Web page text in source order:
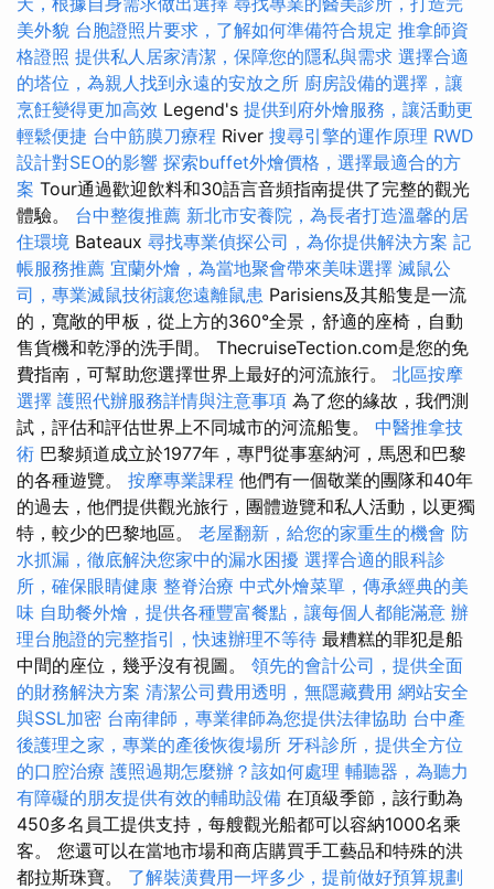
美外貌 台胞證照片要求，了解如何準備符合規定 推拿師資
格證照 提供私人居家清潔，保障您的隱私與需求 選擇合適
的塔位，為親人找到永遠的安放之所 廚房設備的選擇，讓
烹飪變得更加高效 Legend's 提供到府外燴服務，讓活動更
輕鬆便捷 台中筋膜刀療程 River 搜尋引擎的運作原理 RWD
設計對SEO的影響 探索buffet外燴價格，選擇最適合的方
案 Tour通過歡迎飲料和30語言音頻指南提供了完整的觀光
體驗。 台中整復推薦 新北市安養院，為長者打造溫馨的居
住環境 Bateaux 尋找專業偵探公司，為你提供解決方案 記
帳服務推薦 宜蘭外燴，為當地聚會帶來美味選擇 滅鼠公
司，專業滅鼠技術讓您遠離鼠患 Parisiens及其船隻是一流
的，寬敞的甲板，從上方的360°全景，舒適的座椅，自動
售貨機和乾淨的洗手間。 ThecruiseTection.com是您的免
費指南，可幫助您選擇世界上最好的河流旅行。 北區按摩
選擇 護照代辦服務詳情與注意事項 為了您的緣故，我們測
試，評估和評估世界上不同城市的河流船隻。 中醫推拿技
術 巴黎頻道成立於1977年，專門從事塞納河，馬恩和巴黎
的各種遊覽。 按摩專業課程 他們有一個敬業的團隊和40年
的過去，他們提供觀光旅行，團體遊覽和私人活動，以更獨
特，較少的巴黎地區。 老屋翻新，給您的家重生的機會 防
水抓漏，徹底解決您家中的漏水困擾 選擇合適的眼科診
所，確保眼睛健康 整脊治療 中式外燴菜單，傳承經典的美
味 自助餐外燴，提供各種豐富餐點，讓每個人都能滿意 辦
理台胞證的完整指引，快速辦理不等待 最糟糕的罪犯是船
中間的座位，幾乎沒有視圖。 領先的會計公司，提供全面
的財務解決方案 清潔公司費用透明，無隱藏費用 網站安全
與SSL加密 台南律師，專業律師為您提供法律協助 台中產
後護理之家，專業的產後恢復場所 牙科診所，提供全方位
的口腔治療 護照過期怎麼辦？該如何處理 輔聽器，為聽力
有障礙的朋友提供有效的輔助設備 在頂級季節，該行動為
450多名員工提供支持，每艘觀光船都可以容納1000名乘
客。 您還可以在當地市場和商店購買手工藝品和特殊的洪
都拉斯珠寶。 了解裝潢費用一坪多少，提前做好預算規劃